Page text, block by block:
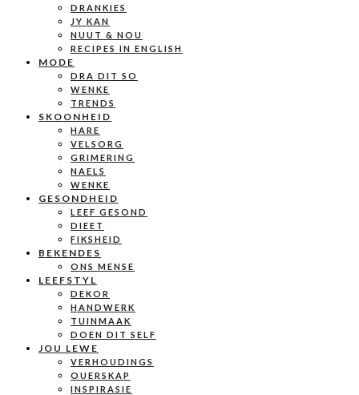
DRANKIES
JY KAN
NUUT & NOU
RECIPES IN ENGLISH
MODE
DRA DIT SO
WENKE
TRENDS
SKOONHEID
HARE
VELSORG
GRIMERING
NAELS
WENKE
GESONDHEID
LEEF GESOND
DIEET
FIKSHEID
BEKENDES
ONS MENSE
LEEFSTYL
DEKOR
HANDWERK
TUINMAAK
DOEN DIT SELF
JOU LEWE
VERHOUDINGS
OUERSKAP
INSPIRASIE